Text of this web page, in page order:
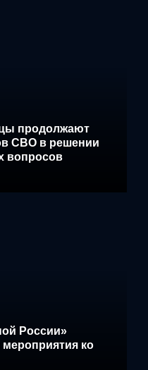
продолжают
СВО в решении
вопросов
России»
мероприятия ко